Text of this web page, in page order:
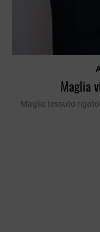
Maglia
Maglia tessuto